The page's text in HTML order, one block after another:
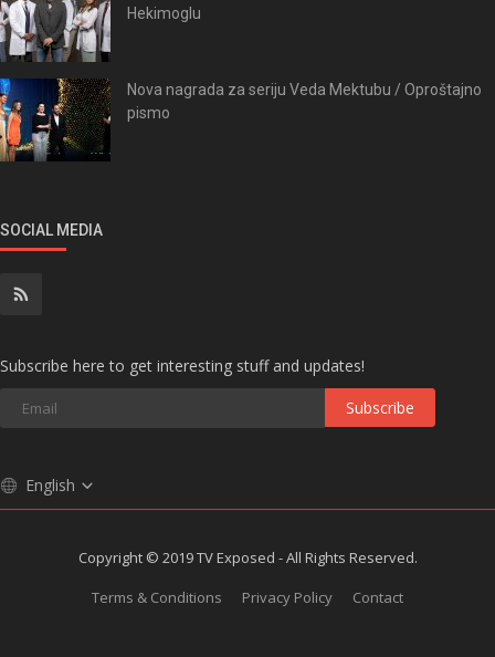
Hekimoglu
Nova nagrada za seriju Veda Mektubu / Oproštajno
pismo
SOCIAL MEDIA
Subscribe here to get interesting stuff and updates!
Subscribe
English
Copyright © 2019 TV Exposed - All Rights Reserved.
Terms & Conditions
Privacy Policy Contact